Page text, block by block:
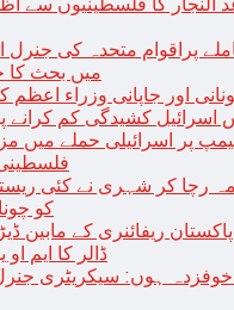
النجار کا فلسطینیوں سے
پراقوام متحدہ کی جنرل
میں بحث کا
اور جاپانی وزراء اعظم
کشیدگی کم کرانے
رچا کر شہری نے کئی
کو
ریفائنری کے مابین
ڈالر کا ایم او
ہوں: سیکریٹری